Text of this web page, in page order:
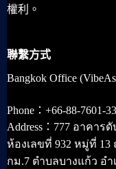
權利。
聯繫方式
Bangkok Office
Phone：+66-88-7601-
Address：777 อาคาร
ห้องเลขที่ 932 หมู่ที่
กม.7 ตำบลบางแก้ว อ